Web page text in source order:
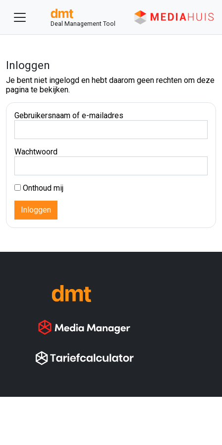
Deal Management Tool
Inloggen
Je bent niet ingelogd en hebt daarom geen rechten om deze
pagina te bekijken.
Gebruikersnaam of e-mailadres
Wachtwoord
Onthoud mij